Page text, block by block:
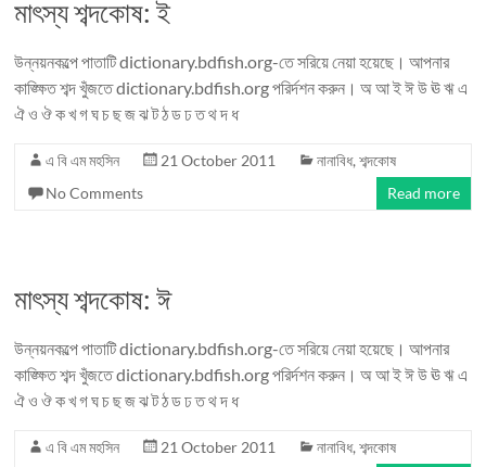
মাৎস্য শব্দকোষ: ই
উন্নয়নকল্পে পাতাটি dictionary.bdfish.org-তে সরিয়ে নেয়া হয়েছে। আপনার
কাঙ্ক্ষিত শব্দ খুঁজতে dictionary.bdfish.org পরির্দশন করুন। অ আ ই ঈ উ ঊ ঋ এ
ঐ ও ঔ ক খ গ ঘ চ ছ জ ঝ ট ঠ ড ঢ ত থ দ ধ
এ বি এম মহসিন 21 October 2011 নানাবিধ,শব্দকোষ
No Comments
Read more
মাৎস্য শব্দকোষ: ঈ
উন্নয়নকল্পে পাতাটি dictionary.bdfish.org-তে সরিয়ে নেয়া হয়েছে। আপনার
কাঙ্ক্ষিত শব্দ খুঁজতে dictionary.bdfish.org পরির্দশন করুন। অ আ ই ঈ উ ঊ ঋ এ
ঐ ও ঔ ক খ গ ঘ চ ছ জ ঝ ট ঠ ড ঢ ত থ দ ধ
এ বি এম মহসিন 21 October 2011 নানাবিধ,শব্দকোষ